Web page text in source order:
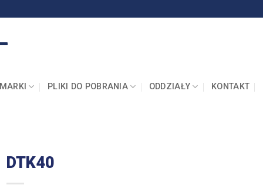
MARKI PLIKI DO POBRANIA ODDZIAŁY KONTAKT
DTK40